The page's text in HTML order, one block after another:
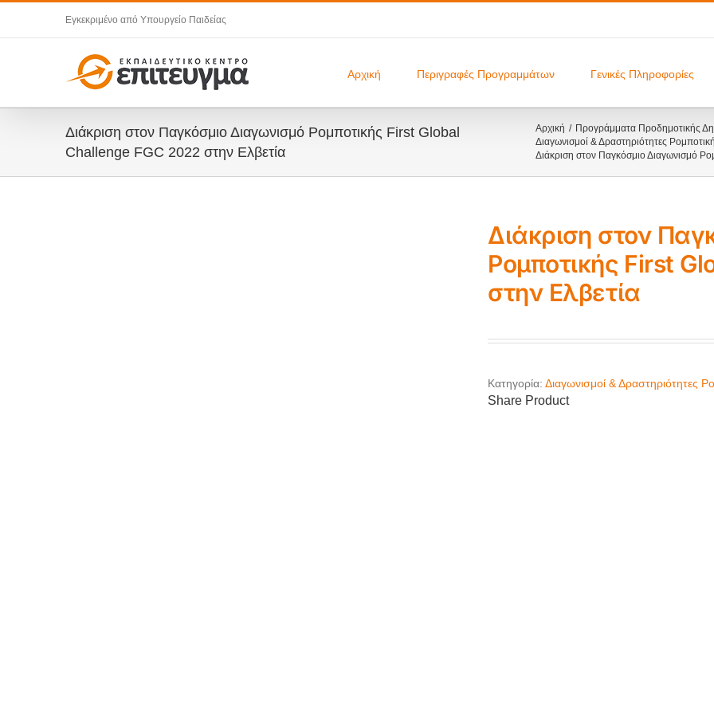
περιεχόμενο
Εγκεκριμένο από Υπουργείο Παιδείας
Αρχική Περιγραφές Προγραμμάτων Γενικές Πληροφορίες
Διάκριση στον Παγκόσμιο Διαγωνισμό Ρομποτικής First Global
Challenge FGC 2022 στην Ελβετία
Αρχική
Προγράμματα Προδημοτικής
Διαγωνισμοί & Δραστηριότητες
Διάκριση στον Παγκόσμιο Διαγωνισμό
Διάκριση στον
Ρομποτικής First
στην Ελβετία
Κατηγορία: Διαγωνισμοί & Δραστηριότητες
Share Product